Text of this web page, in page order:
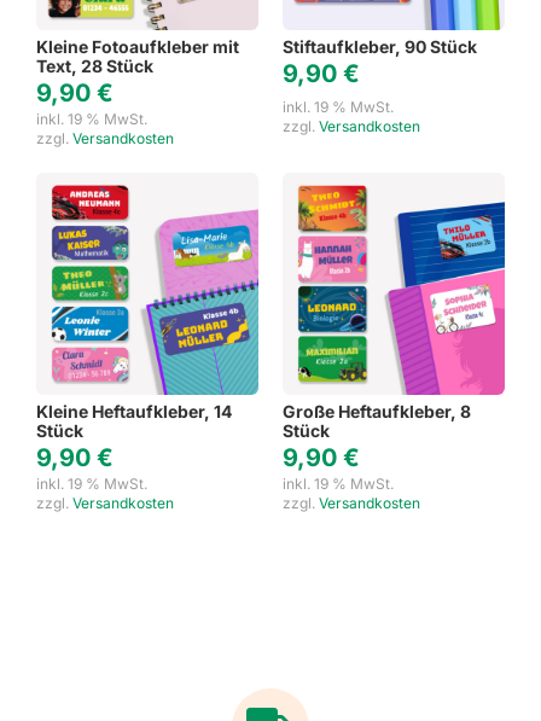
Kleine Fotoaufkleber mit
Text, 28 Stück
9,90 €
inkl. 19 % MwSt.
zzgl. Versandkosten
Stiftaufkleber, 90 Stück
9,90 €
inkl. 19 % MwSt.
zzgl. Versandkosten
Kleine Heftaufkleber, 14
Stück
9,90 €
inkl. 19 % MwSt.
zzgl. Versandkosten
Große Heftaufkleber, 8
Stück
9,90 €
inkl. 19 % MwSt.
zzgl. Versandkosten